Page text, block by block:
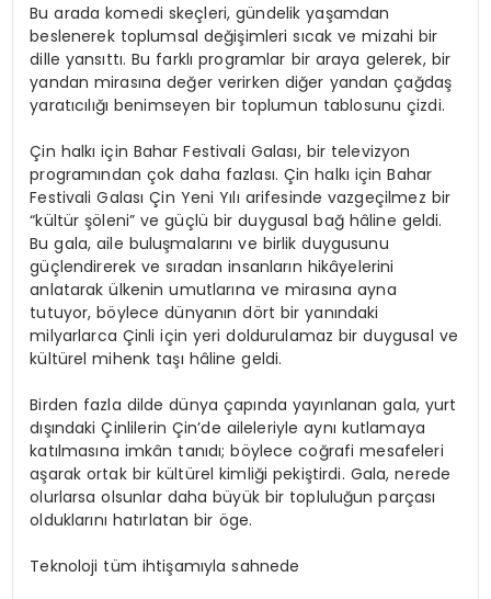
Bu arada komedi skeçleri, gündelik yaşamdan
beslenerek toplumsal değişimleri sıcak ve mizahi bir
dille yansıttı. Bu farklı programlar bir araya gelerek, bir
yandan mirasına değer verirken diğer yandan çağdaş
yaratıcılığı benimseyen bir toplumun tablosunu çizdi.
Çin halkı için Bahar Festivali Galası, bir televizyon
programından çok daha fazlası. Çin halkı için Bahar
Festivali Galası Çin Yeni Yılı arifesinde vazgeçilmez bir
“kültür şöleni” ve güçlü bir duygusal bağ hâline geldi.
Bu gala, aile buluşmalarını ve birlik duygusunu
güçlendirerek ve sıradan insanların hikâyelerini
anlatarak ülkenin umutlarına ve mirasına ayna
tutuyor, böylece dünyanın dört bir yanındaki
milyarlarca Çinli için yeri doldurulamaz bir duygusal ve
kültürel mihenk taşı hâline geldi.
Birden fazla dilde dünya çapında yayınlanan gala, yurt
dışındaki Çinlilerin Çin’de aileleriyle aynı kutlamaya
katılmasına imkân tanıdı; böylece coğrafi mesafeleri
aşarak ortak bir kültürel kimliği pekiştirdi. Gala, nerede
olurlarsa olsunlar daha büyük bir topluluğun parçası
olduklarını hatırlatan bir öge.
Teknoloji tüm ihtişamıyla sahnede